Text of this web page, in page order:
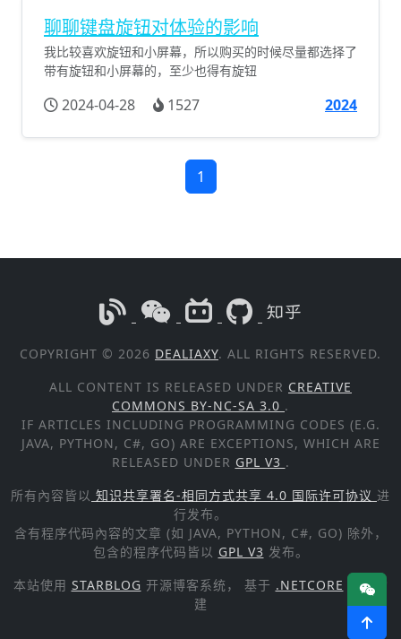
聊聊键盘旋钮对体验的影响
我比较喜欢旋钮和小屏幕，所以购买的时候尽量都选择了
带有旋钮和小屏幕的，至少也得有旋钮
2024-04-28 1527 2024
1
COPYRIGHT © 2026 DEALIAXY. ALL RIGHTS RESERVED.
ALL CONTENT IS RELEASED UNDER CREATIVE
COMMONS BY-NC-SA 3.0 .
IF ARTICLES INCLUDING PROGRAMMING CODES (E.G.
JAVA, PYTHON, C#, GO) ARE EXCEPTIONS, WHICH ARE
RELEASED UNDER GPL V3 .
所有內容皆以 知识共享署名-相同方式共享 4.0 国际许可协议 进
行发布。
含有程序代码內容的文章 (如 JAVA, PYTHON, C#, GO) 除外，
包含的程序代码皆以 GPL V3 发布。
本站使用 STARBLOG 开源博客系统， 基于 .NETCORE 技术构
建